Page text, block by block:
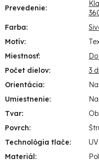
Prevedenie:
Farba:
Motív:
Miestnosť:
Počet dielov: 3
Orientácia:
Umiestnenie:
Tvar:
Povrch:
Technológia tlače:
Materiál :